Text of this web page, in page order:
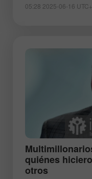
05:28 2025-06-16
quiénes
otros